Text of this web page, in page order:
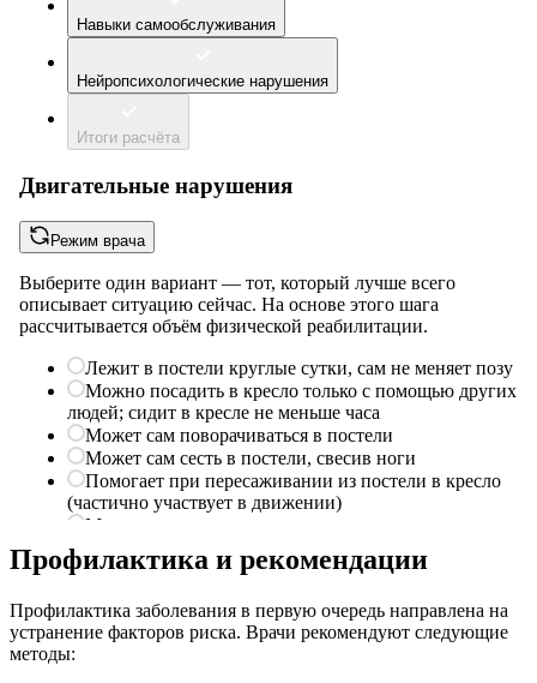
Профилактика и рекомендации
Профилактика заболевания в первую очередь направлена на
устранение факторов риска. Врачи рекомендуют следующие
методы: